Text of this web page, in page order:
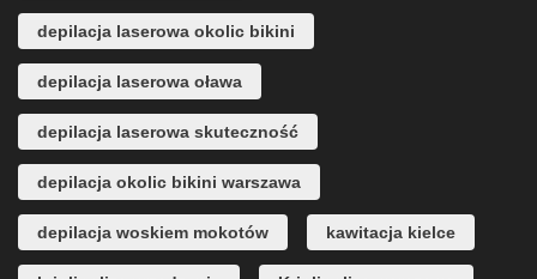
depilacja laserowa okolic bikini
depilacja laserowa oława
depilacja laserowa skuteczność
depilacja okolic bikini warszawa
depilacja woskiem mokotów kawitacja kielce